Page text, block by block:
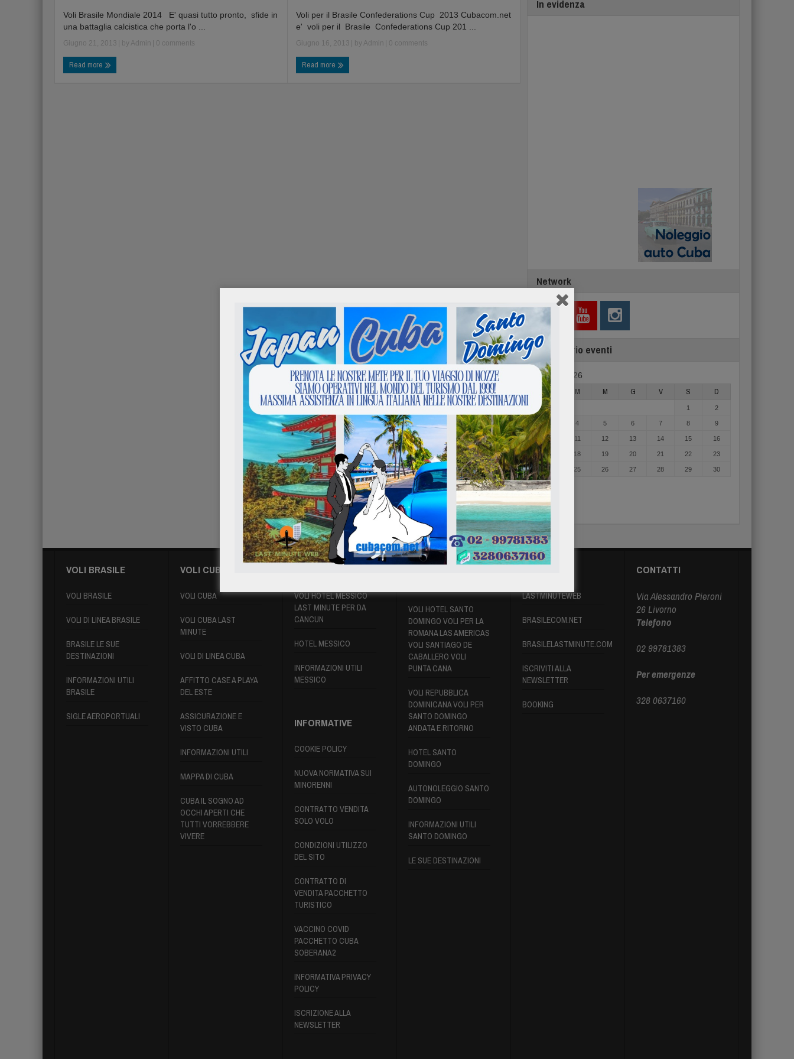
Voli Brasile Mondiale 2014 E' quasi tutto pronto, sfide in
una battaglia calcistica che porta l'o ...
Giugno 21, 2013 | by Admin 0 comments
Read more
Voli per il Brasile Confederations Cup 2013 Cubacom.net
e' voli per il Brasile Confederations Cup 201 ...
Giugno 16, 2013 | by Admin 0 comments
Read more
In evidenza
Network
Calendario eventi
Agosto 2026
L M M G V S D
1 2
3 4 5 6 7 8 9
10 11 12 13 14 15 16
17 18 19 20 21 22 23
24 25 26 27 28 29 30
31
« Mag
VOLI BRASILE
VOLI BRASILE
VOLI DI LINEA BRASILE
BRASILE LE SUE
DESTINAZIONI
INFORMAZIONI UTILI
BRASILE
SIGLE AEROPORTUALI
VOLI CUBA
VOLI CUBA
VOLI CUBA LAST
MINUTE
VOLI DI LINEA CUBA
AFFITTO CASE A PLAYA
DEL ESTE
ASSICURAZIONE E
VISTO CUBA
INFORMAZIONI UTILI
MAPPA DI CUBA
CUBA IL SOGNO AD
OCCHI APERTI CHE
TUTTI VORREBBERE
VIVERE
VOLI MESSICO
VOLI HOTEL MESSICO
LAST MINUTE PER DA
CANCUN
HOTEL MESSICO
INFORMAZIONI UTILI
MESSICO
INFORMATIVE
COOKIE POLICY
NUOVA NORMATIVA SUI
MINORENNI
CONTRATTO VENDITA
SOLO VOLO
CONDIZIONI UTILIZZO
DEL SITO
CONTRATTO DI
VENDITA PACCHETTO
TURISTICO
VACCINO COVID
PACCHETTO CUBA
SOBERANA2
INFORMATIVA PRIVACY
POLICY
ISCRIZIONE ALLA
NEWSLETTER
VOLI SANTO
VOLI HOTEL SANTO
DOMINGO VOLI PER LA
ROMANA LAS AMERICAS
VOLI SANTIAGO DE
CABALLERO VOLI
PUNTA CANA
VOLI REPUBBLICA
DOMINICANA VOLI PER
SANTO DOMINGO
ANDATA E RITORNO
HOTEL SANTO
DOMINGO
AUTONOLEGGIO SANTO
DOMINGO
INFORMAZIONI UTILI
SANTO DOMINGO
LE SUE DESTINAZIONI
PARTNER
LASTMINUTEWEB
BRASILECOM.NET
BRASILELASTMINUTE.COM
ISCRIVITI ALLA
NEWSLETTER
BOOKING
CONTATTI
Via Alessandro Pieroni
26 Livorno
Telefono
02 99781383
Per emergenze
328 0637160